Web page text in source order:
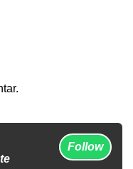
Follow